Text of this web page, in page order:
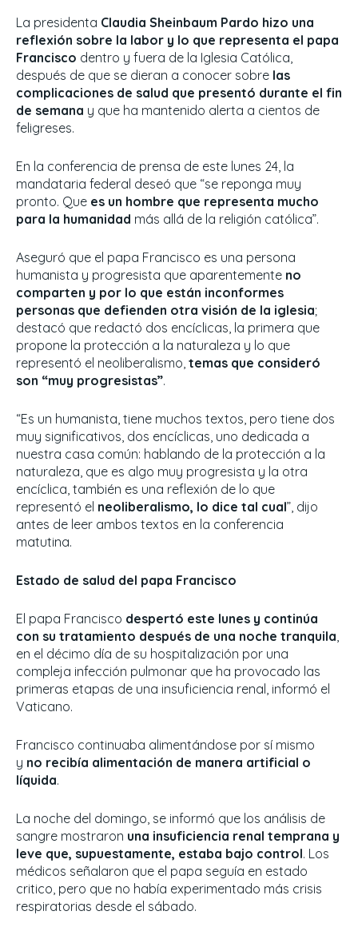
La presidenta Claudia Sheinbaum Pardo hizo una
reflexión sobre la labor y lo que representa el papa
Francisco dentro y fuera de la Iglesia Católica,
después de que se dieran a conocer sobre las
complicaciones de salud que presentó durante el fin
de semana y que ha mantenido alerta a cientos de
feligreses.
En la conferencia de prensa de este lunes 24, la
mandataria federal deseó que “se reponga muy
pronto. Que es un hombre que representa mucho
para la humanidad más allá de la religión católica”.
Aseguró que el papa Francisco es una persona
humanista y progresista que aparentemente no
comparten y por lo que están inconformes
personas que defienden otra visión de la iglesia;
destacó que redactó dos encíclicas, la primera que
propone la protección a la naturaleza y lo que
representó el neoliberalismo, temas que consideró
son “muy progresistas”.
“Es un humanista, tiene muchos textos, pero tiene dos
muy significativos, dos encíclicas, uno dedicada a
nuestra casa común: hablando de la protección a la
naturaleza, que es algo muy progresista y la otra
encíclica, también es una reflexión de lo que
representó el neoliberalismo, lo dice tal cual”, dijo
antes de leer ambos textos en la conferencia
matutina.
Estado de salud del papa Francisco
El papa Francisco despertó este lunes y continúa
con su tratamiento después de una noche tranquila
en el décimo día de su hospitalización por una
compleja infección pulmonar que ha provocado las
primeras etapas de una insuficiencia renal, informó el
Vaticano.
Francisco continuaba alimentándose por sí mismo
y no recibía alimentación de manera artificial o
líquida.
La noche del domingo, se informó que los análisis de
sangre mostraron una insuficiencia renal temprana y
leve que, supuestamente, estaba bajo control. Los
médicos señalaron que el papa seguía en estado
critico, pero que no había experimentado más crisis
respiratorias desde el sábado.